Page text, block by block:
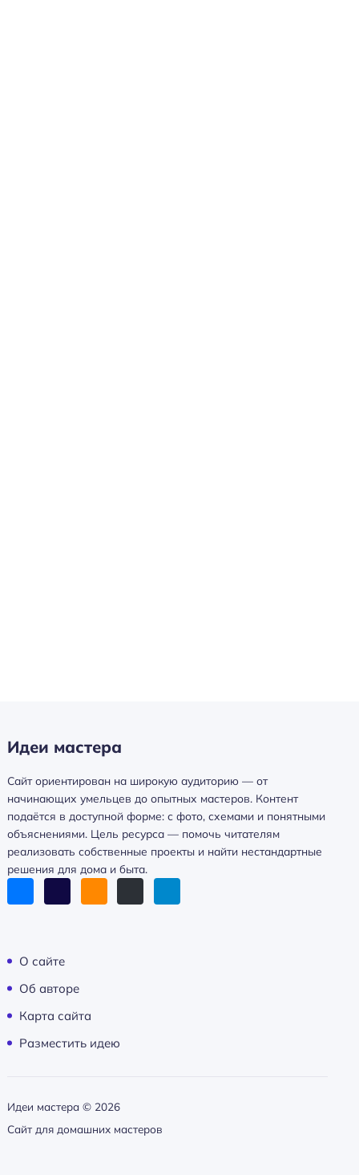
Идеи мастера
Сайт ориентирован на широкую аудиторию — от
начинающих умельцев до опытных мастеров. Контент
подаётся в доступной форме: с фото, схемами и понятными
объяснениями. Цель ресурса — помочь читателям
реализовать собственные проекты и найти нестандартные
решения для дома и быта.
О сайте
Об авторе
Карта сайта
Разместить идею
Идеи мастера © 2026
Сайт для домашних мастеров